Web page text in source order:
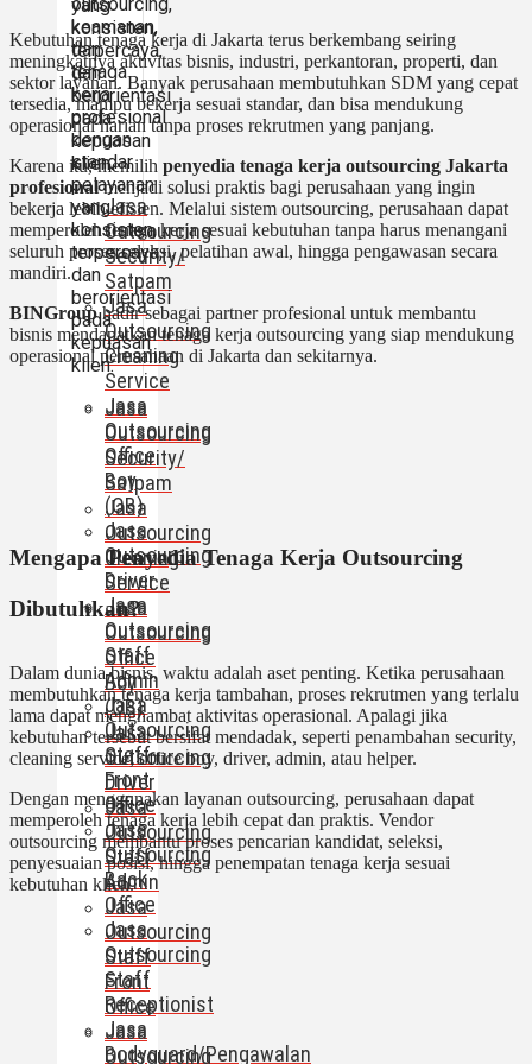
yang
konsisten,
terpercaya,
dan
berorientasi
pada
kepuasan
klien.
Jasa
Outsourcing
Security/
Satpam
Jasa
Outsourcing
Cleaning
Service
Jasa
Outsourcing
Office
Boy
(OB)
Jasa
Outsourcing
Driver
Jasa
Outsourcing
Staff
Admin
Jasa
Outsourcing
Staff
Front
Office
Jasa
Outsourcing
Back
Office
Jasa
Outsourcing
Staff
Receptionist
Jasa
Bodyguard/Pengawalan
keamanan,
dan
tenaga
kerja
profesional
dengan
standar
pelayanan
yang
konsisten,
terpercaya,
dan
berorientasi
pada
kepuasan
klien.
Jasa
Outsourcing
Security/
Satpam
Jasa
Outsourcing
Cleaning
Service
Jasa
Outsourcing
Office
Boy
(OB)
Jasa
Outsourcing
Driver
Jasa
Outsourcing
Staff
Admin
Jasa
Outsourcing
Staff
Front
Office
Jasa
Outsourcing
Kebutuhan tenaga kerja di Jakarta terus berkembang seiring
meningkatnya aktivitas bisnis, industri, perkantoran, properti, dan
sektor layanan. Banyak perusahaan membutuhkan SDM yang cepat
tersedia, mampu bekerja sesuai standar, dan bisa mendukung
operasional harian tanpa proses rekrutmen yang panjang.
Karena itu, memilih penyedia tenaga kerja outsourcing Jakarta
profesionalmenjadi solusi praktis bagi perusahaan yang ingin
bekerja lebih efisien. Melalui sistem outsourcing, perusahaan dapat
memperoleh tenaga kerja sesuai kebutuhan tanpa harus menangani
seluruh proses seleksi, pelatihan awal, hingga pengawasan secara
mandiri.
BINGrouphadir sebagai partner profesional untuk membantu
bisnis mendapatkan tenaga kerja outsourcing yang siap mendukung
operasional perusahaan di Jakarta dan sekitarnya.
Mengapa Penyedia Tenaga Kerja Outsourcing
Dibutuhkan?
Dalam dunia bisnis, waktu adalah aset penting. Ketika perusahaan
membutuhkan tenaga kerja tambahan, proses rekrutmen yang terlalu
lama dapat menghambat aktivitas operasional. Apalagi jika
kebutuhan tersebut bersifat mendadak, seperti penambahan security,
cleaning service, office boy, driver, admin, atau helper.
Dengan menggunakan layanan outsourcing, perusahaan dapat
memperoleh tenaga kerja lebih cepat dan praktis. Vendor
outsourcing membantu proses pencarian kandidat, seleksi,
penyesuaian posisi, hingga penempatan tenaga kerja sesuai
kebutuhan klien.